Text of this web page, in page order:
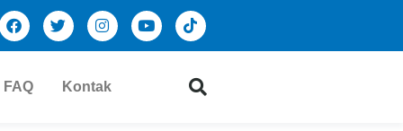
FAQ Kontak